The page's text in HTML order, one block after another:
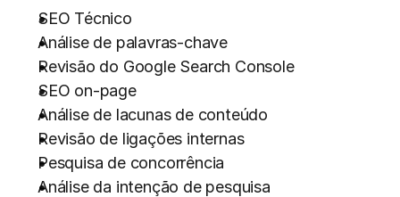
SEO Técnico
Análise de palavras-chave
Revisão do Google Search Console
SEO on-page
Análise de lacunas de conteúdo
Revisão de ligações internas
Pesquisa de concorrência
Análise da intenção de pesquisa